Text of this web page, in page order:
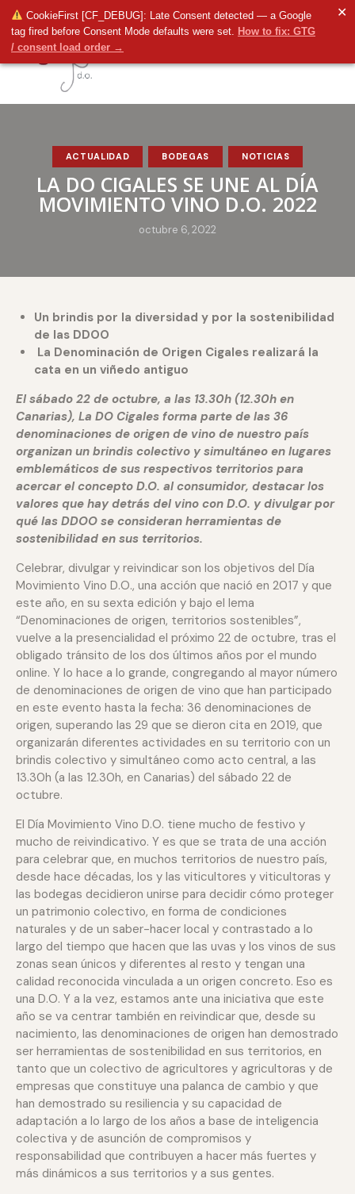
CookieFirst [CF_DEBUG]: Late Consent detected — a Google
tag fired before Consent Mode defaults were set. How to fix: GTG
/ consent load order →
✕
ACTUALIDAD BODEGAS NOTICIAS
LA DO CIGALES SE UNE AL DÍA
MOVIMIENTO VINO D.O. 2022
octubre 6, 2022
Un brindis por la diversidad y por la sostenibilidad
de las DDOO
La Denominación de Origen Cigales realizará la
cata en un viñedo antiguo
El sábado 22 de octubre, a las 13.30h (12.30h en
Canarias), La DO Cigales forma parte de las 36
denominaciones de origen de vino de nuestro país
organizan un brindis colectivo y simultáneo en lugares
emblemáticos de sus respectivos territorios para
acercar el concepto D.O. al consumidor, destacar los
valores que hay detrás del vino con D.O. y divulgar por
qué las DDOO se consideran herramientas de
sostenibilidad en sus territorios.
Celebrar, divulgar y reivindicar son los objetivos del Día
Movimiento Vino D.O., una acción que nació en 2017 y que
este año, en su sexta edición y bajo el lema
“Denominaciones de origen, territorios sostenibles”,
vuelve a la presencialidad el próximo 22 de octubre, tras el
obligado tránsito de los dos últimos años por el mundo
online. Y lo hace a lo grande, congregando al mayor número
de denominaciones de origen de vino que han participado
en este evento hasta la fecha: 36 denominaciones de
origen, superando las 29 que se dieron cita en 2019, que
organizarán diferentes actividades en su territorio con un
brindis colectivo y simultáneo como acto central, a las
13.30h (a las 12.30h, en Canarias) del sábado 22 de
octubre.
El Día Movimiento Vino D.O. tiene mucho de festivo y
mucho de reivindicativo. Y es que se trata de una acción
para celebrar que, en muchos territorios de nuestro país,
desde hace décadas, los y las viticultores y viticultoras y
las bodegas decidieron unirse para decidir cómo proteger
un patrimonio colectivo, en forma de condiciones
naturales y de un saber-hacer local y contrastado a lo
largo del tiempo que hacen que las uvas y los vinos de sus
zonas sean únicos y diferentes al resto y tengan una
calidad reconocida vinculada a un origen concreto. Eso es
una D.O. Y a la vez, estamos ante una iniciativa que este
año se va centrar también en reivindicar que, desde su
nacimiento, las denominaciones de origen han demostrado
ser herramientas de sostenibilidad en sus territorios, en
tanto que un colectivo de agricultores y agricultoras y de
empresas que constituye una palanca de cambio y que
han demostrado su resiliencia y su capacidad de
adaptación a lo largo de los años a base de inteligencia
colectiva y de asunción de compromisos y
responsabilidad que contribuyen a hacer más fuertes y
más dinámicos a sus territorios y a sus gentes.